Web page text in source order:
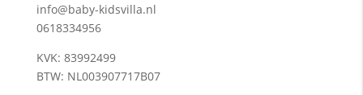
info@baby-kidsvilla.nl
0618334956
KVK: 83992499
BTW: NL003907717B07